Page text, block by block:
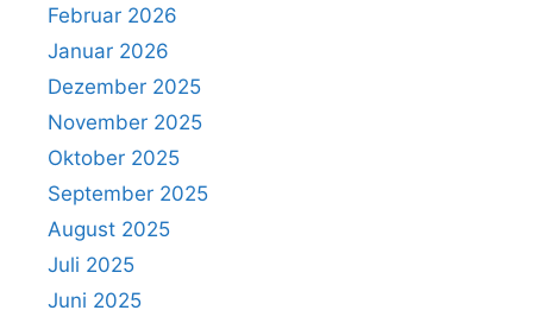
Februar 2026
Januar 2026
Dezember 2025
November 2025
Oktober 2025
September 2025
August 2025
Juli 2025
Juni 2025